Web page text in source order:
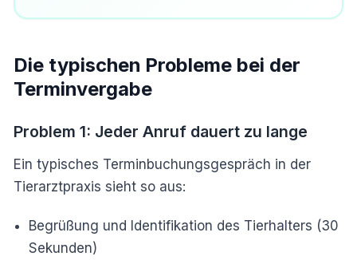
Die typischen Probleme bei der
Terminvergabe
Problem 1: Jeder Anruf dauert zu lange
Ein typisches Terminbuchungsgespräch in der
Tierarztpraxis sieht so aus:
Begrüßung und Identifikation des Tierhalters (30
Sekunden)